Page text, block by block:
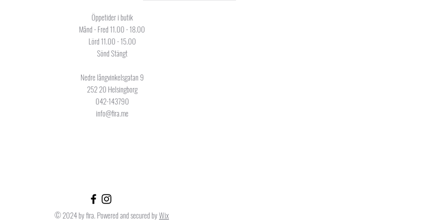
Öppetider i butik
Månd - Fred 11.00 - 18.00
Lörd 11.00 - 15.00
Sönd Stängt
Nedre långvinkelsgatan 9
252 20 Helsingborg
042-143790
info@fira.me
© 2024 by fira. Powered and secured byWix